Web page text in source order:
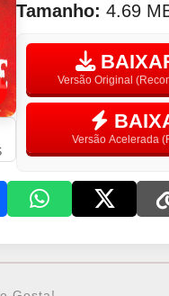
Tamanho: 4.69
Versão Original
Versão Acelerada